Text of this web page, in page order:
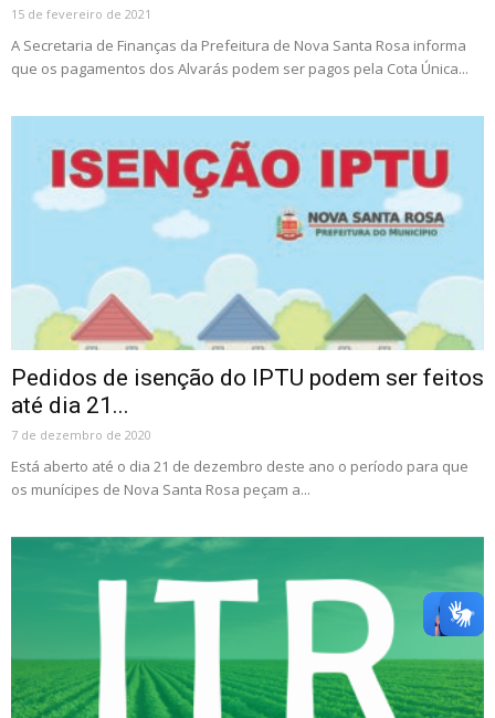
15 de fevereiro de 2021
A Secretaria de Finanças da Prefeitura de Nova Santa Rosa informa
que os pagamentos dos Alvarás podem ser pagos pela Cota Única...
Pedidos de isenção do IPTU podem ser feitos
até dia 21...
7 de dezembro de 2020
Está aberto até o dia 21 de dezembro deste ano o período para que
os munícipes de Nova Santa Rosa peçam a...